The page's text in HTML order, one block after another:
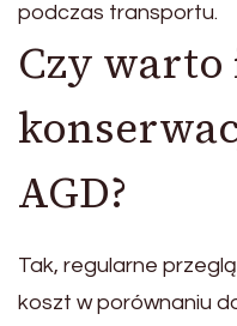
podczas transportu.
Czy
AGD?
Tak, regularne
koszt w porównaniu